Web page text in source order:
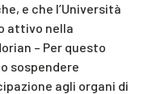
e che l’Università
attivo nella
– Per questo
sospendere
agli organi di